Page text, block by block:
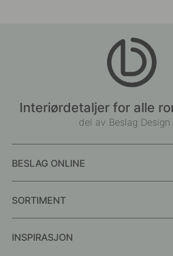
Interiørdetaljer for alle
del av Beslag Design
BESLAG ONLINE
SORTIMENT
INSPIRASJON